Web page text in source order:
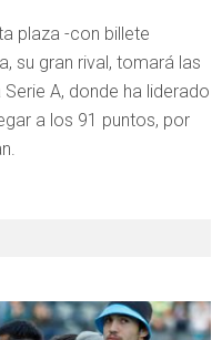
plaza -con billete
su gran rival, tomará las
A, donde ha liderado
a los 91 puntos, por